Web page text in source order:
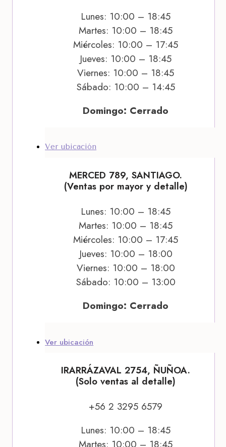
Lunes: 10:00 – 18:45
Martes: 10:00 – 18:45
Miércoles: 10:00 – 17:45
Jueves: 10:00 – 18:45
Viernes: 10:00 – 18:45
Sábado: 10:00 – 14:45
Domingo: Cerrado
Ver ubicación
MERCED 789, SANTIAGO.
(Ventas por mayor y detalle)
Lunes: 10:00 – 18:45
Martes: 10:00 – 18:45
Miércoles: 10:00 – 17:45
Jueves: 10:00 – 18:00
Viernes: 10:00 – 18:00
Sábado: 10:00 – 13:00
Domingo: Cerrado
Ver ubicación
IRARRÁZAVAL 2754, ÑUÑOA.
(Solo ventas al detalle)
+56 2 3295 6579
Lunes: 10:00 – 18:45
Martes: 10:00 – 18:45